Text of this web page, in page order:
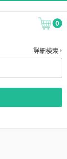
0
詳細検索